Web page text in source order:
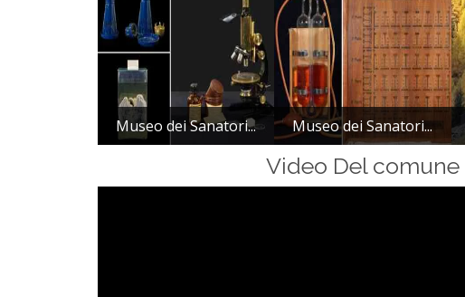
Museo dei Sanatori... Museo dei Sanatori...
Video Del comune